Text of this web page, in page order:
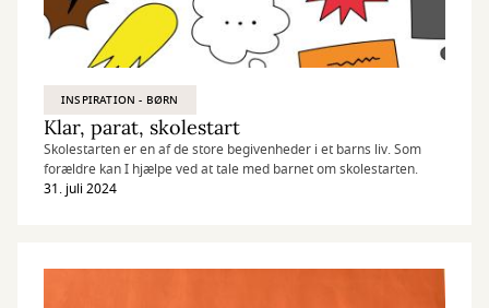
INSPIRATION - BØRN
Klar, parat, skolestart
Skolestarten er en af de store begivenheder i et barns liv. Som
forældre kan I hjælpe ved at tale med barnet om skolestarten.
31. juli 2024